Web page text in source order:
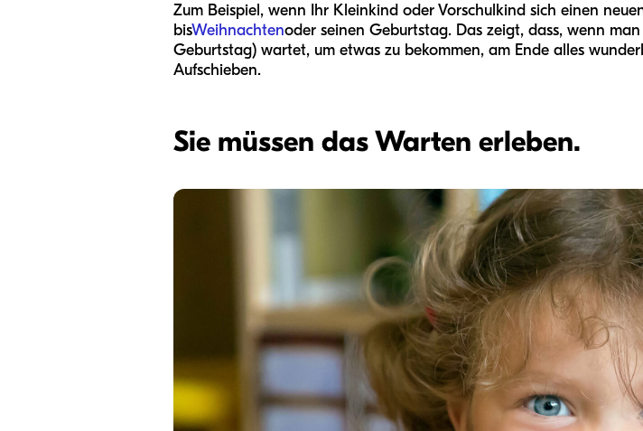
Zum Beispiel, wenn Ihr Kleinkind oder Vorschulkind sich einen
bisWeihnachtenoder seinen Geburtstag. Das zeigt, dass, wenn
Geburtstag) wartet, um etwas zu bekommen, am Ende alles
Aufschieben.
Sie müssen das Warten erleben.